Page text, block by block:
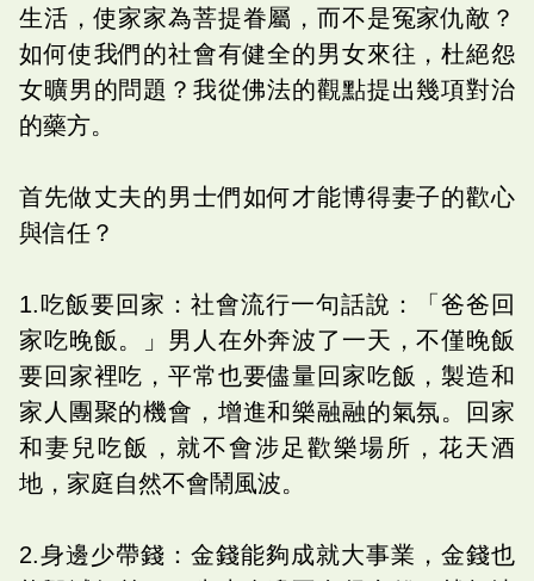
生活，使家家為菩提眷屬，而不是冤家仇敵？
如何使我們的社會有健全的男女來往，杜絕怨
女曠男的問題？我從佛法的觀點提出幾項對治
的藥方。
首先做丈夫的男士們如何才能博得妻子的歡心
與信任？
1.吃飯要回家：社會流行一句話說：「爸爸回
家吃晚飯。」男人在外奔波了一天，不僅晚飯
要回家裡吃，平常也要儘量回家吃飯，製造和
家人團聚的機會，增進和樂融融的氣氛。回家
和妻兒吃飯，就不會涉足歡樂場所，花天酒
地，家庭自然不會鬧風波。
2.身邊少帶錢：金錢能夠成就大事業，金錢也